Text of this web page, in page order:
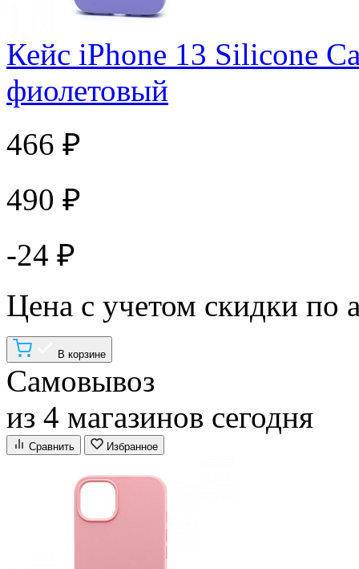
Кейс iPhone 13 Silicone
фиолетовый
466 ₽
490 ₽
-24 ₽
Цена с учетом скидки по
В корзине
Самовывоз
из 4 магазинов сегодня
Сравнить Избранное